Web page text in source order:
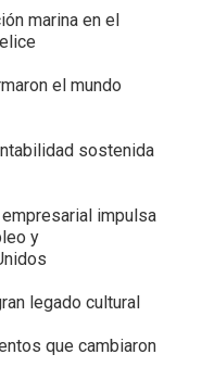
marina en el
el mundo
sostenida
impulsa
y
legado cultural
que cambiaron